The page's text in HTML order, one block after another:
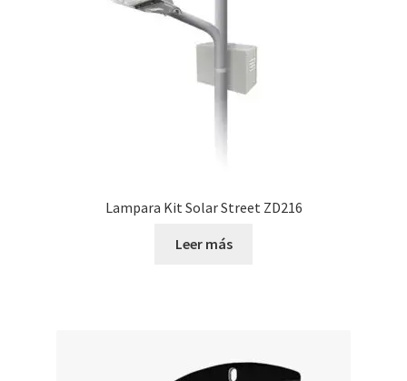
Lampara Kit Solar Street ZD216
Leer más